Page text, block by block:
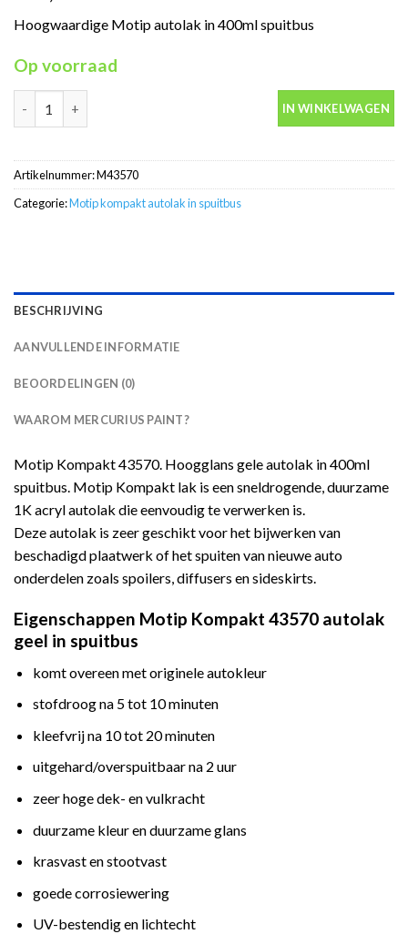
Hoogwaardige Motip autolak in 400ml spuitbus
Op voorraad
Motip Kompakt 43570 geel autolak in spuitbus 400ml aantal
IN WINKELWAGEN
Artikelnummer:M43570
Categorie:Motip kompakt autolak in spuitbus
BESCHRIJVING
AANVULLENDE INFORMATIE
BEOORDELINGEN (0)
WAAROM MERCURIUS PAINT?
Motip Kompakt 43570. Hoogglans gele autolak in 400ml
spuitbus. Motip Kompakt lak is een sneldrogende, duurzame
1K acryl autolak die eenvoudig te verwerken is.
Deze autolak is zeer geschikt voor het bijwerken van
beschadigd plaatwerk of het spuiten van nieuwe auto
onderdelen zoals spoilers, diffusers en sideskirts.
Eigenschappen Motip Kompakt 43570 autolak
geel in spuitbus
komt overeen met originele autokleur
stofdroog na 5 tot 10 minuten
kleefvrij na 10 tot 20 minuten
uitgehard/overspuitbaar na 2 uur
zeer hoge dek- en vulkracht
duurzame kleur en duurzame glans
krasvast en stootvast
goede corrosiewering
UV-bestendig en lichtecht